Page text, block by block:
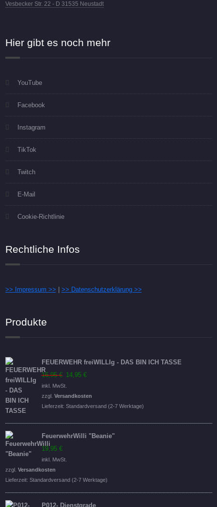
Vesbecker Str. 22 - D 31535 Neustadt
Hier gibt es noch mehr
YouTube
Facebook
Instagram
TikTok
Twitch
E-Mail
Cookie-Richtlinie
Rechtliche Infos
>> Impressum >> >> Datenschutzerklärung >>
Produkte
FEUERWEHR freiWILLIg - DAS BIN ICH TASSE
16,95€ Ursprünglicher
Preis
war:
16,95 €
14,95 €
ist:
14,95 €.
inkl. MwSt.
zzgl. Versandkosten
Lieferzeit: Standardversand (2-7 Werktage)
FeuerwehrWilli "Beanie"
19,95 €
inkl. MwSt.
zzgl. Versandkosten
Lieferzeit: Standardversand (2-7 Werktage)
P012- Dienstgrade